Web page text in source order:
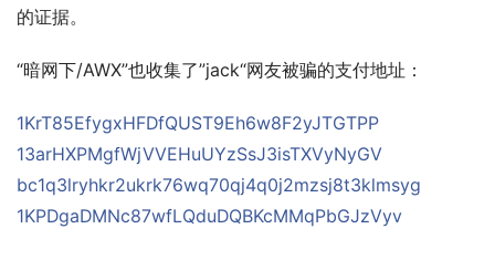
的证据。
“暗网下/AWX”也收集了”jack“网友被骗的支付地址：
1KrT85EfygxHFDfQUST9Eh6w8F2yJTGTPP
13arHXPMgfWjVVEHuUYzSsJ3isTXVyNyGV
bc1q3lryhkr2ukrk76wq70qj4q0j2mzsj8t3klmsyg
1KPDgaDMNc87wfLQduDQBKcMMqPbGJzVyv